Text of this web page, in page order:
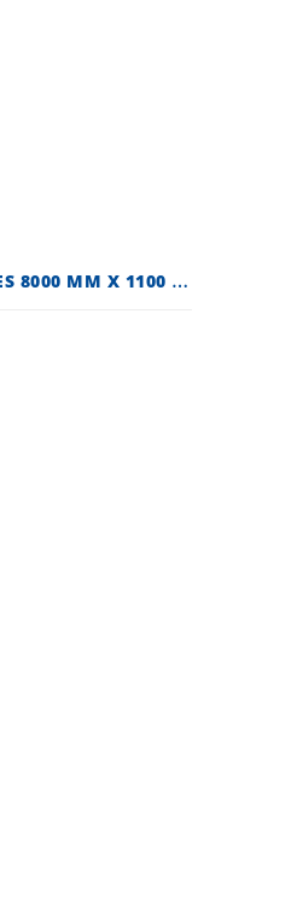
R
AYONNAGE À PALETTES STOW OCCASION - 9 ECHELLES 8000 MM X 1100 MM